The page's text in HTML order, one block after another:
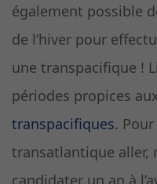
également possible
de l’hiver pour
une transpacifique !
périodes propices
transpacifiques.
transatlantique aller,
candidater un an à